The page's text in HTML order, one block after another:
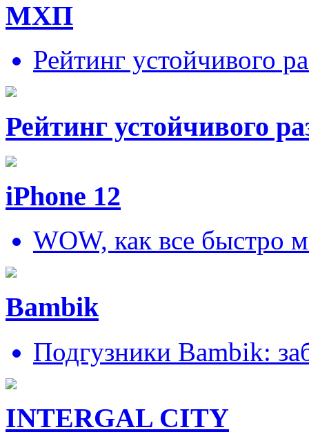
МХП
Рейтинг устойчивого
Рейтинг устойчивого
iPhone 12
WOW, как все быстро
Bambik
Подгузники Bambik:
INTERGAL CITY